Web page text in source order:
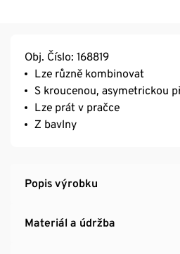
Obj. Číslo: 168819
Lze různě kombinovat
S kroucenou, asymetrickou
Lze prát v pračce
Z bavlny
Popis výrobku
Materiál a údržba